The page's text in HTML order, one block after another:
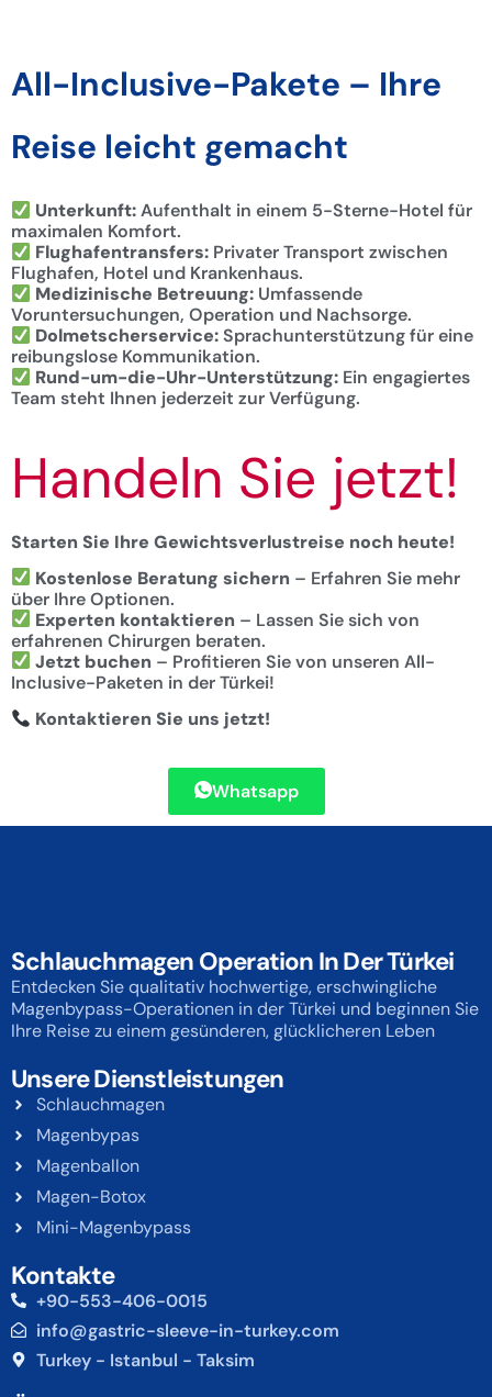
All-Inclusive-Pakete – Ihre
Reise leicht gemacht
Unterkunft:Aufenthalt in einem 5-Sterne-Hotel für
maximalen Komfort.
Flughafentransfers: Privater Transport zwischen
Flughafen, Hotel und Krankenhaus.
Medizinische Betreuung: Umfassende
Voruntersuchungen, Operation und Nachsorge.
Dolmetscherservice:Sprachunterstützung für eine
reibungslose Kommunikation.
Rund-um-die-Uhr-Unterstützung: Ein engagiertes
Team steht Ihnen jederzeit zur Verfügung.
Handeln Sie jetzt!
Starten Sie Ihre Gewichtsverlustreise noch heute!
Kostenlose Beratung sichern – Erfahren Sie mehr
über Ihre Optionen.
Experten kontaktieren – Lassen Sie sich von
erfahrenen Chirurgen beraten.
Jetzt buchen – Profitieren Sie von unseren All-
Inclusive-Paketen in der Türkei!
Kontaktieren Sie uns jetzt!
Whatsapp
Schlauchmagen Operation In Der Türkei
Entdecken Sie qualitativ hochwertige, erschwingliche
Magenbypass-Operationen in der Türkei und beginnen Sie
Ihre Reise zu einem gesünderen, glücklicheren Leben
Unsere Dienstleistungen
Schlauchmagen
Magenbypas
Magenballon
Magen-Botox
Mini-Magenbypass
Kontakte
+90-553-406-0015
info@gastric-sleeve-in-turkey.com
Turkey - Istanbul - Taksim